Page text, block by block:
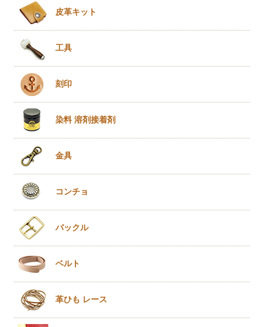
皮革キット
工具
刻印
染料 溶剤接着剤
金具
コンチョ
バックル
ベルト
革ひも レース